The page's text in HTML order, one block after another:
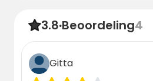
3.8·Beoordeling4
Gitta